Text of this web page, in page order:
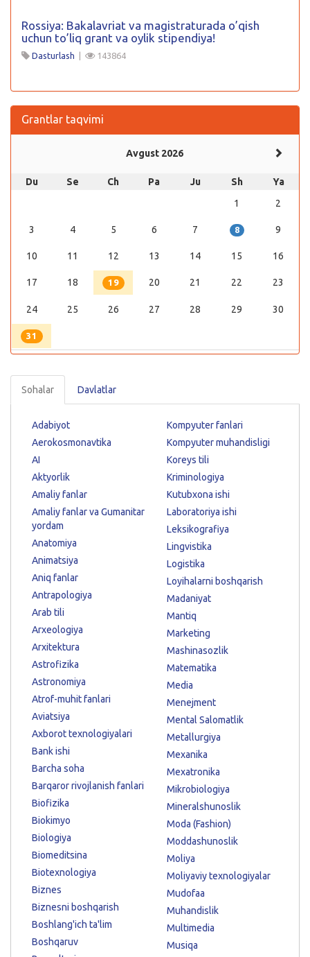
Rossiya: Bakalavriat va magistraturada o’qish
uchun to’liq grant va oylik stipendiya!
Dasturlash | 143864
Grantlar taqvimi
Avgust 2026
Du Se Ch Pa Ju Sh
Ya
1
2
3 4 5 6 7 8 9
10 11 12 13 14 15 16
17 18 19 20 21 22 23
24 25 26 27 28 29 30
31
Sohalar Davlatlar
Adabiyot
Aerokosmonavtika
AI
Aktyorlik
Amaliy fanlar
Amaliy fanlar va Gumanitar
yordam
Anatomiya
Animatsiya
Aniq fanlar
Antrapologiya
Arab tili
Arxeologiya
Arxitektura
Astrofizika
Astronomiya
Atrof-muhit fanlari
Aviatsiya
Axborot texnologiyalari
Bank ishi
Barcha soha
Barqaror rivojlanish fanlari
Biofizika
Biokimyo
Biologiya
Biomeditsina
Biotexnologiya
Biznes
Biznesni boshqarish
Boshlang'ich ta'lim
Boshqaruv
Kompyuter fanlari
Kompyuter muhandisligi
Koreys tili
Kriminologiya
Kutubxona ishi
Laboratoriya ishi
Leksikografiya
Lingvistika
Logistika
Loyihalarni boshqarish
Madaniyat
Mantiq
Marketing
Mashinasozlik
Matematika
Media
Menejment
Mental Salomatlik
Metallurgiya
Mexanika
Mexatronika
Mikrobiologiya
Mineralshunoslik
Moda (Fashion)
Moddashunoslik
Moliya
Moliyaviy texnologiyalar
Mudofaa
Muhandislik
Multimedia
Musiqa